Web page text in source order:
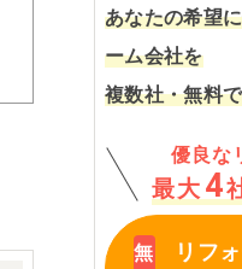
あなたの希望
ーム会社を
複数社・無料
優良な
最大 4
リフ